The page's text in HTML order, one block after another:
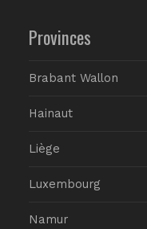
Provinces
Brabant Wallon
Hainaut
Liège
Luxembourg
Namur